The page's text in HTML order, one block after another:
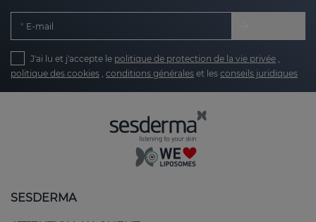
E-mail
J'ai lu et j'accepte le politique de protection de la vie privée
politique des cookies conditions générales et les conseils juridiques
SESDERMA